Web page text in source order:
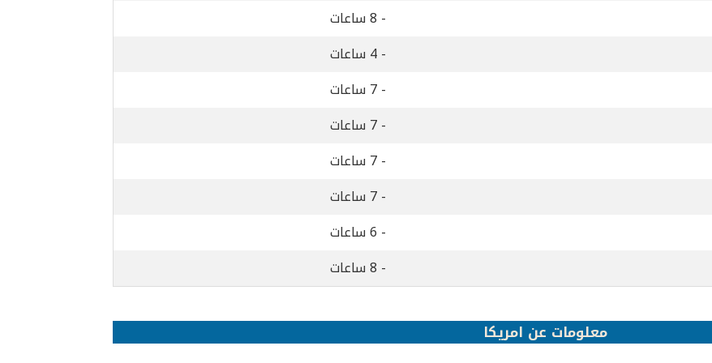
- 8 ساعات
- 4 ساعات
- 7 ساعات
- 7 ساعات
- 7 ساعات
- 7 ساعات
- 6 ساعات
- 8 ساعات
معلومات عن امريكا